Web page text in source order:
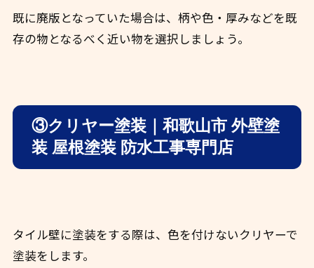
既に廃版となっていた場合は、柄や色・厚みなどを既
存の物となるべく近い物を選択しましょう。
③クリヤー塗装｜和歌山市 外壁塗
装 屋根塗装 防水工事専門店
タイル壁に塗装をする際は、色を付けないクリヤーで
塗装をします。